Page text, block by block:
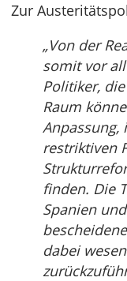
Zur
„Von der
somit vor
Politiker,
Raum
Anpassung,
restriktiven
finden. Die
Spanien
dabei